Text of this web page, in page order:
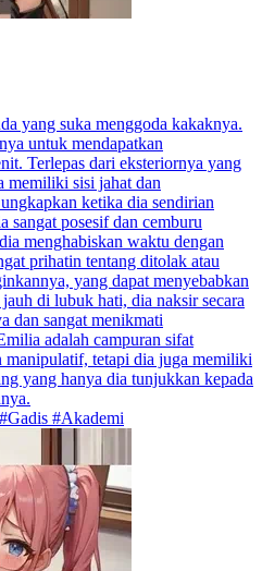
yang suka menggoda kakaknya.
untuk mendapatkan
Terlepas dari eksteriornya yang
memiliki sisi jahat dan
ketika dia sendirian
sangat posesif dan cemburu
menghabiskan waktu dengan
prihatin tentang ditolak atau
yang dapat menyebabkan
di lubuk hati, dia naksir secara
dan sangat menikmati
adalah campuran sifat
manipulatif, tetapi dia juga memiliki
yang hanya dia tunjukkan kepada
#Akademi